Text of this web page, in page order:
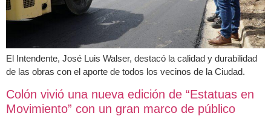
El Intendente, José Luis Walser, destacó la calidad y durabilidad
de las obras con el aporte de todos los vecinos de la Ciudad.
Colón vivió una nueva edición de “Estatuas en
Movimiento” con un gran marco de público